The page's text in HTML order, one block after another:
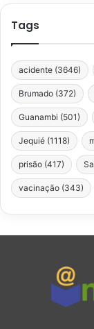
Tags
acidente (3646)
Brumado (372)
Guanambi (501)
Jequié (1118)
prisão (417)
vacinação (343)